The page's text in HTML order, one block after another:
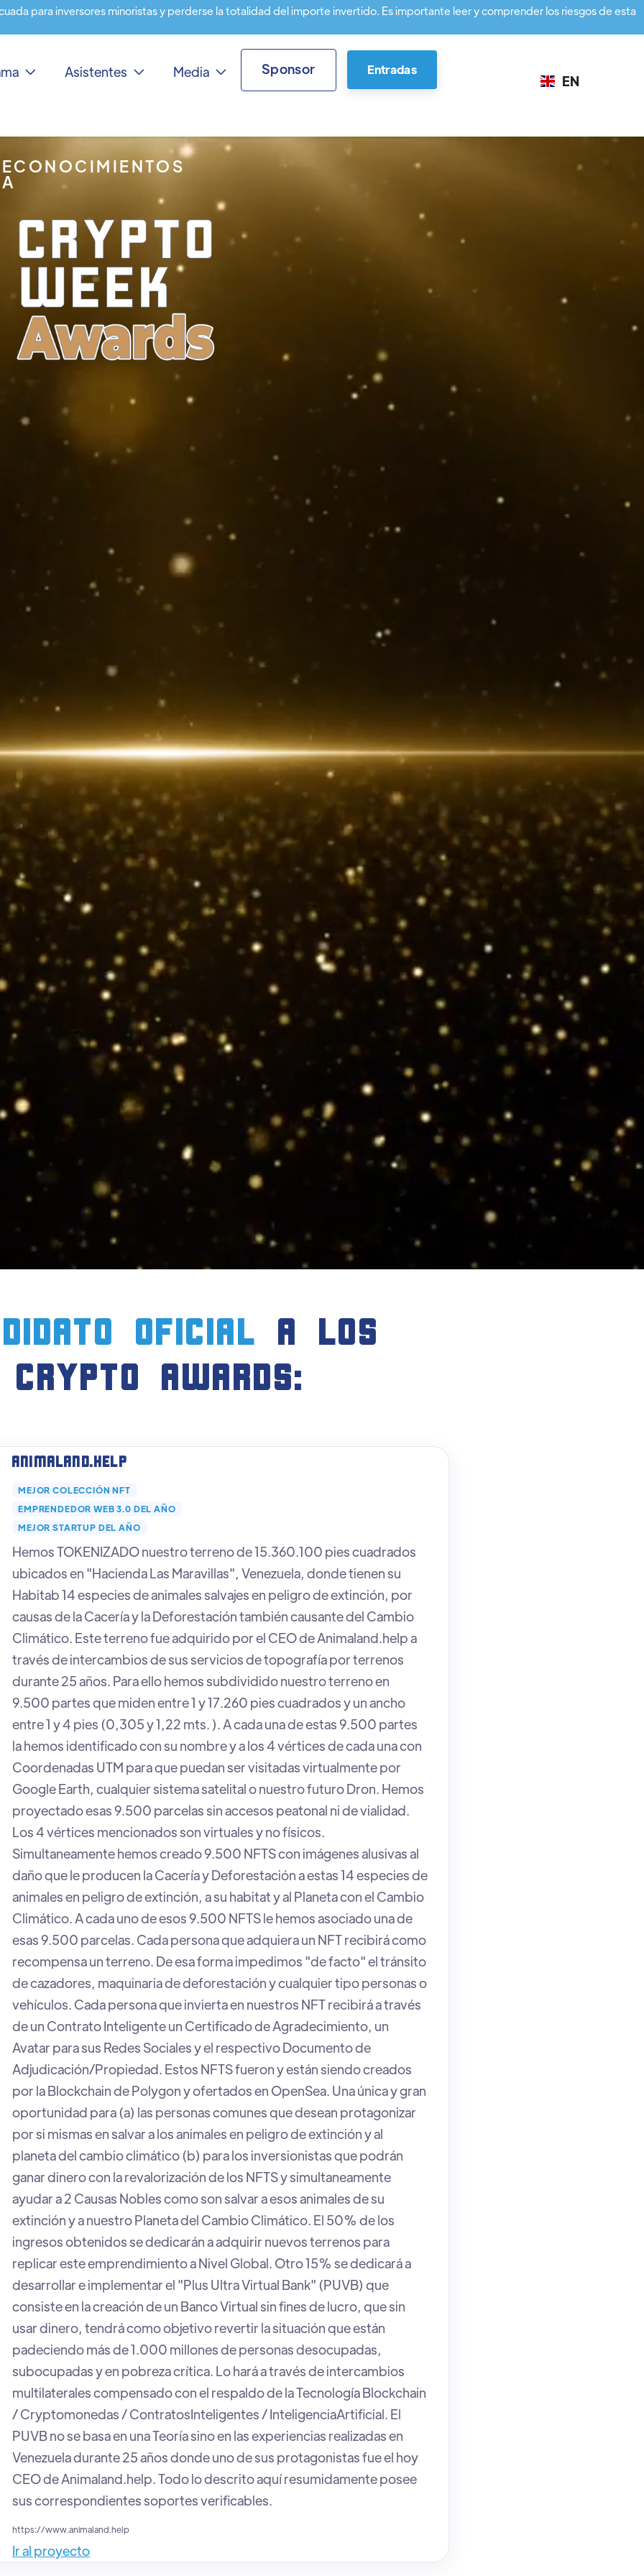
para inversores minoristas y perderse la totalidad del importe invertido. Es importante leer y comprender los riesgos de esta
 Asistentes  Media  Sponsor Entradas
EN
oficial a LOS
crypto AWARDS:
Animaland.help
MEJOR COLECCIÓN NFT
EMPRENDEDOR WEB 3.0 DEL AÑO
MEJOR STARTUP DEL AÑO
Hemos TOKENIZADO nuestro terreno de 15.360.100 pies cuadrados
ubicados en "Hacienda Las Maravillas", Venezuela, donde tienen su
Habitab 14 especies de animales salvajes en peligro de extinción, por
causas de la Cacería y la Deforestación también causante del Cambio
Climático. Este terreno fue adquirido por el CEO de Animaland.help a
través de intercambios de sus servicios de topografía por terrenos
durante 25 años. Para ello hemos subdividido nuestro terreno en
9.500 partes que miden entre 1 y 17.260 pies cuadrados y un ancho
entre 1 y 4 pies (0,305 y 1,22 mts. ). A cada una de estas 9.500 partes
la hemos identificado con su nombre y a los 4 vértices de cada una con
Coordenadas UTM para que puedan ser visitadas virtualmente por
Google Earth, cualquier sistema satelital o nuestro futuro Dron. Hemos
proyectado esas 9.500 parcelas sin accesos peatonal ni de vialidad.
Los 4 vértices mencionados son virtuales y no físicos.
Simultaneamente hemos creado 9.500 NFTS con imágenes alusivas al
daño que le producen la Cacería y Deforestación a estas 14 especies de
animales en peligro de extinción, a su habitat y al Planeta con el Cambio
Climático. A cada uno de esos 9.500 NFTS le hemos asociado una de
esas 9.500 parcelas. Cada persona que adquiera un NFT recibirá como
recompensa un terreno. De esa forma impedimos "de facto" el tránsito
de cazadores, maquinaria de deforestación y cualquier tipo personas o
vehículos. Cada persona que invierta en nuestros NFT recibirá a través
de un Contrato Inteligente un Certificado de Agradecimiento, un
Avatar para sus Redes Sociales y el respectivo Documento de
Adjudicación/Propiedad. Estos NFTS fueron y están siendo creados
por la Blockchain de Polygon y ofertados en OpenSea. Una única y gran
oportunidad para (a) las personas comunes que desean protagonizar
por si mismas en salvar a los animales en peligro de extinción y al
planeta del cambio climático (b) para los inversionistas que podrán
ganar dinero con la revalorización de los NFTS y simultaneamente
ayudar a 2 Causas Nobles como son salvar a esos animales de su
extinción y a nuestro Planeta del Cambio Climático. El 50% de los
ingresos obtenidos se dedicarán a adquirir nuevos terrenos para
replicar este emprendimiento a Nivel Global. Otro 15% se dedicará a
desarrollar e implementar el "Plus Ultra Virtual Bank" (PUVB) que
consiste en la creación de un Banco Virtual sin fines de lucro, que sin
usar dinero, tendrá como objetivo revertir la situación que están
padeciendo más de 1.000 millones de personas desocupadas,
subocupadas y en pobreza crítica. Lo hará a través de intercambios
multilaterales compensado con el respaldo de la Tecnología Blockchain
/ Cryptomonedas / ContratosInteligentes / InteligenciaArtificial. El
PUVB no se basa en una Teoría sino en las experiencias realizadas en
Venezuela durante 25 años donde uno de sus protagonistas fue el hoy
CEO de Animaland.help. Todo lo descrito aquí resumidamente posee
sus correspondientes soportes verificables.
https://www.animaland.help
Ir al proyecto